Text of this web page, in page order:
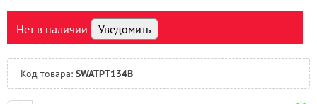
Под заказ
Тюмень:
Под заказ
Нет в наличии Уведомить
Код товара: SWATPT134B